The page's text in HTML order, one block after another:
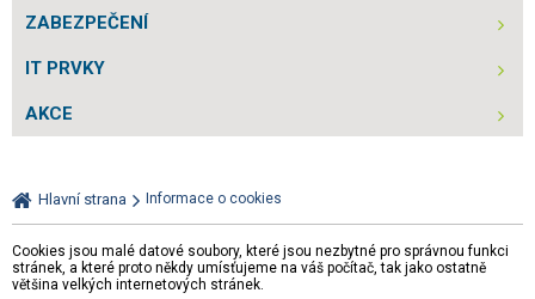
ZABEZPEČENÍ
IT PRVKY
AKCE
Hlavní strana Informace o cookies
Cookies jsou malé datové soubory, které jsou nezbytné pro správnou funkci
stránek, a které proto někdy umísťujeme na váš počítač, tak jako ostatně
většina velkých internetových stránek.